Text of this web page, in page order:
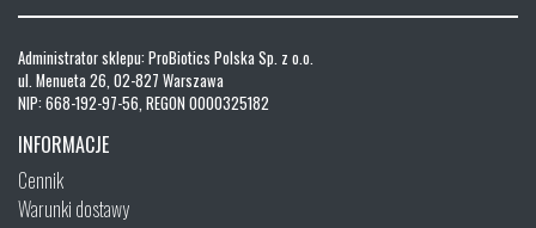
Administrator sklepu: ProBiotics Polska Sp. z o.o.
ul. Menueta 26, 02-827 Warszawa
NIP: 668-192-97-56, REGON 0000325182
INFORMACJE
Cennik
Warunki dostawy